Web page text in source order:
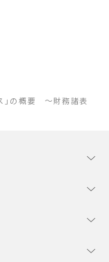
｣の概要 ～財務諸表